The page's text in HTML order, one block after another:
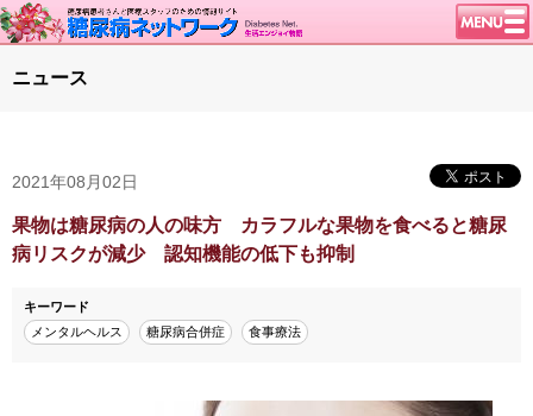
談話室BBS
糖尿病のきほん
特集・連載
腎臓の健康道
インスリンポンプ
ニュース
2021年08月02日
果物は糖尿病の人の味方 カラフルな果物を食べると糖尿
病リスクが減少 認知機能の低下も抑制
キーワード
メンタルヘルス
糖尿病合併症 食事療法